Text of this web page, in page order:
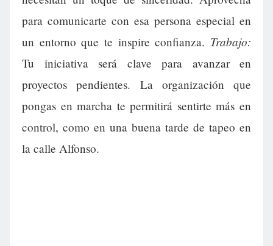
para comunicarte con esa persona especial en
un entorno que te inspire confianza. Trabajo:
Tu iniciativa será clave para avanzar en
proyectos pendientes. La organización que
pongas en marcha te permitirá sentirte más en
control, como en una buena tarde de tapeo en
la calle Alfonso.